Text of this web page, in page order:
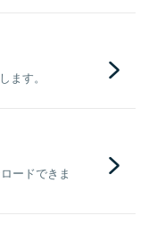
ます。
ードできま